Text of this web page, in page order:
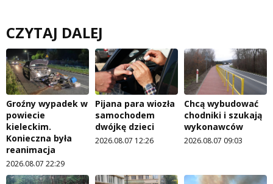
CZYTAJ DALEJ
Groźny wypadek w
powiecie
kieleckim.
Konieczna była
reanimacja
2026.08.07 22:29
Pijana para wiozła
samochodem
dwójkę dzieci
2026.08.07 12:26
Chcą wybudować
chodniki i szukają
wykonawców
2026.08.07 09:03